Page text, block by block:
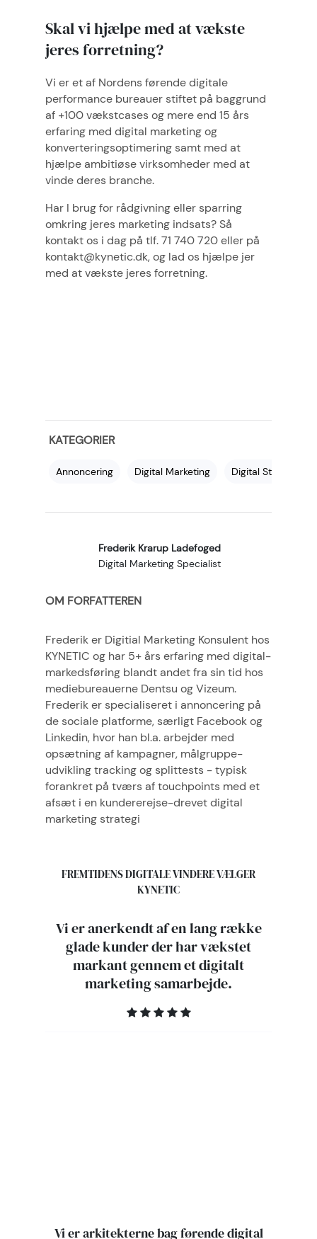
Skal vi hjælpe med at vækste
jeres forretning?
Vi er et af Nordens førende digitale
performance bureauer stiftet på baggrund
af +100 vækstcases og mere end 15 års
erfaring med digital marketing og
konverteringsoptimering samt med at
hjælpe ambitiøse virksomheder med at
vinde deres branche.
Har I brug for rådgivning eller sparring
omkring jeres marketing indsats? Så
kontakt os i dag på tlf. 71 740 720 eller på
kontakt@kynetic.dk, og lad os hjælpe jer
med at vækste jeres forretning.
KATEGORIER
Annoncering Digital Marketing Digital Strategi
Frederik Krarup Ladefoged
Digital Marketing Specialist
OM FORFATTEREN
Frederik er Digitial Marketing Konsulent hos
KYNETIC og har 5+ års erfaring med digital-
markedsføring blandt andet fra sin tid hos
mediebureauerne Dentsu og Vizeum.
Frederik er specialiseret i annoncering på
de sociale platforme, særligt Facebook og
Linkedin, hvor han bl.a. arbejder med
opsætning af kampagner, målgruppe-
udvikling tracking og splittests - typisk
forankret på tværs af touchpoints med et
afsæt i en kundererejse-drevet digital
marketing strategi
FREMTIDENS DIGITALE VINDERE VÆLGER
KYNETIC
Vi er anerkendt af en lang række
glade kunder der har vækstet
markant gennem et digitalt
marketing samarbejde.
Vi er arkitekterne bag førende digital